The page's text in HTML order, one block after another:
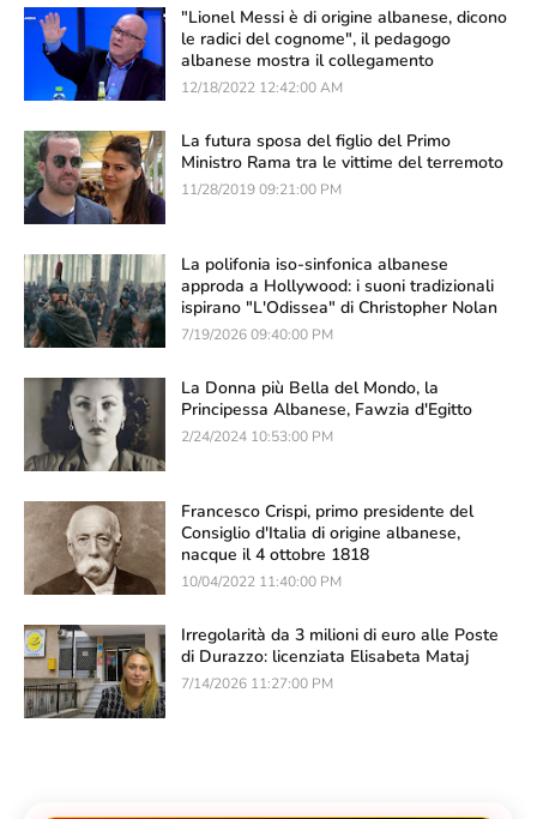
"Lionel Messi è di origine albanese, dicono
le radici del cognome", il pedagogo
albanese mostra il collegamento
12/18/2022 12:42:00 AM
La futura sposa del figlio del Primo
Ministro Rama tra le vittime del terremoto
11/28/2019 09:21:00 PM
La polifonia iso-sinfonica albanese
approda a Hollywood: i suoni tradizionali
ispirano "L'Odissea" di Christopher Nolan
7/19/2026 09:40:00 PM
La Donna più Bella del Mondo, la
Principessa Albanese, Fawzia d'Egitto
2/24/2024 10:53:00 PM
Francesco Crispi, primo presidente del
Consiglio d'Italia di origine albanese,
nacque il 4 ottobre 1818
10/04/2022 11:40:00 PM
Irregolarità da 3 milioni di euro alle Poste
di Durazzo: licenziata Elisabeta Mataj
7/14/2026 11:27:00 PM